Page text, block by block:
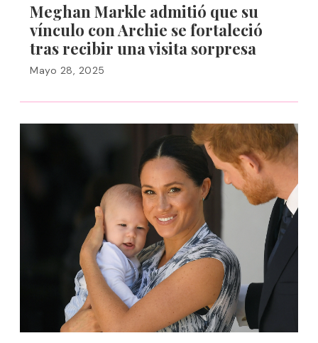
Meghan Markle admitió que su
vínculo con Archie se fortaleció
tras recibir una visita sorpresa
Mayo 28, 2025